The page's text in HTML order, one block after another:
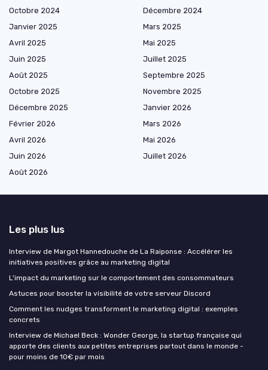
Octobre 2024
Décembre 2024
Janvier 2025
Mars 2025
Avril 2025
Mai 2025
Juin 2025
Juillet 2025
Août 2025
Septembre 2025
Octobre 2025
Novembre 2025
Décembre 2025
Janvier 2026
Février 2026
Mars 2026
Avril 2026
Mai 2026
Juin 2026
Juillet 2026
Août 2026
Les plus lus
Interview de Margot Hannedouche de La Raiponse : Accélérer les
initiatives positives grâce au marketing digital
L'impact du marketing sur le comportement des consommateurs
Astuces pour booster la visibilité de votre serveur Discord
Comment les nudges transforment le marketing digital : exemples
concrets
Interview de Michael Beck : Wonder George, la startup française qui
apporte des clients aux petites entreprises partout dans le monde -
pour moins de 10€ par mois